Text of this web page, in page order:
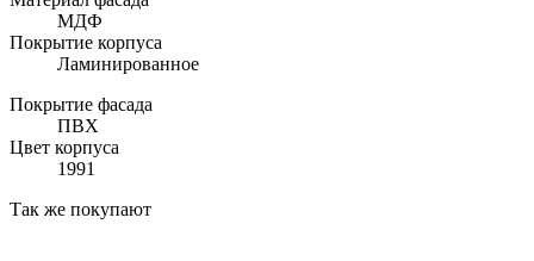
МДФ
Покрытие корпуса
Ламинированное
Покрытие фасада
ПВХ
Цвет корпуса
1991
Так же покупают